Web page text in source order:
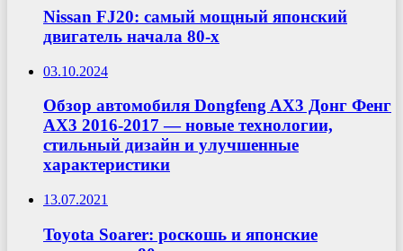
Nissan FJ20: самый мощный японский
двигатель начала 80-х
03.10.2024
Обзор автомобиля Dongfeng AX3 Донг Фенг
АХ3 2016-2017 — новые технологии,
стильный дизайн и улучшенные
характеристики
13.07.2021
Toyota Soarer: роскошь и японские